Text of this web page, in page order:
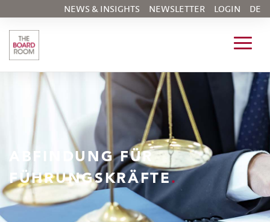
NEWS & INSIGHTS NEWSLETTER LOGIN DE
ABFINDUNG FÜR
FÜHRUNGSKRÄFTE